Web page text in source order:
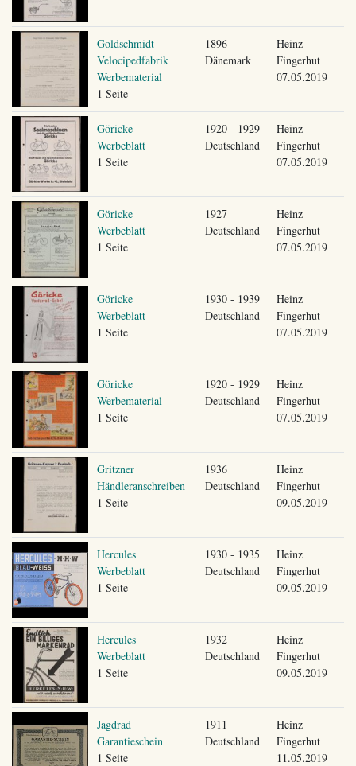
Goldschmidt
Velocipedfabrik
Werbematerial
1 Seite
1896
Dänemark
Heinz
Fingerhut
07.05.2019
Göricke
Werbeblatt
1 Seite
1920 - 1929
Deutschland
Heinz
Fingerhut
07.05.2019
Göricke
Werbeblatt
1 Seite
1927
Deutschland
Heinz
Fingerhut
07.05.2019
Göricke
Werbeblatt
1 Seite
1930 - 1939
Deutschland
Heinz
Fingerhut
07.05.2019
Göricke
Werbematerial
1 Seite
1920 - 1929
Deutschland
Heinz
Fingerhut
07.05.2019
Gritzner
Händleranschreiben
1 Seite
1936
Deutschland
Heinz
Fingerhut
09.05.2019
Hercules
Werbeblatt
1 Seite
1930 - 1935
Deutschland
Heinz
Fingerhut
09.05.2019
Hercules
Werbeblatt
1 Seite
1932
Deutschland
Heinz
Fingerhut
09.05.2019
Jagdrad
Garantieschein
1 Seite
1911
Deutschland
Heinz
Fingerhut
11.05.2019